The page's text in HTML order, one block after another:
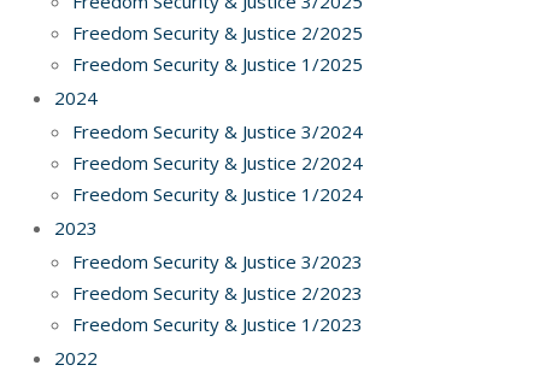
Freedom Security & Justice 2/2025
Freedom Security & Justice 1/2025
2024
Freedom Security & Justice 3/2024
Freedom Security & Justice 2/2024
Freedom Security & Justice 1/2024
2023
Freedom Security & Justice 3/2023
Freedom Security & Justice 2/2023
Freedom Security & Justice 1/2023
2022